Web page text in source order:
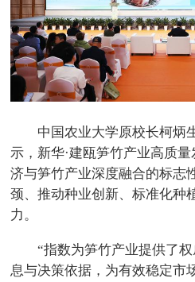
中国农业大学原校长柯炳
示，新华·建瓯笋竹产业高质
济与笋竹产业深度融合的标志
颈、推动种业创新、标准化种
力。
“指数为笋竹产业提供了
息与决策依据，为有效稳定市